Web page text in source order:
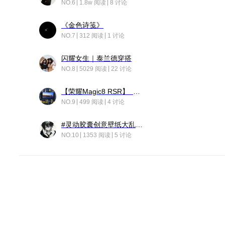
NO.6 1.8w 阅读 8 讨论
《金色诗笺》
NO.7 312 阅读 1 讨论
闪耀女生｜泰兰德穿搭
NO.8 5029 阅读 22 讨论
NO.9 499 阅读 4 讨论
NO.10 1353 阅读 5 讨论